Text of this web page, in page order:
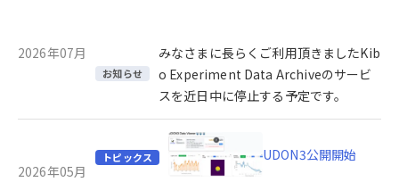
2026年07月
お知らせ
みなさまに長らくご利用頂きましたKib
o Experiment Data Archiveのサービ
スを近日中に停止する予定です。
2026年05月
トピックス UDON3公開開始